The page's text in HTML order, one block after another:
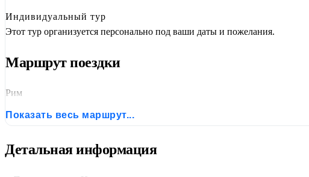
Индивидуальный тур
Этот тур организуется персонально под ваши даты и пожелания.
Маршрут поездки
Рим
Показать весь маршрут...
Детальная информация